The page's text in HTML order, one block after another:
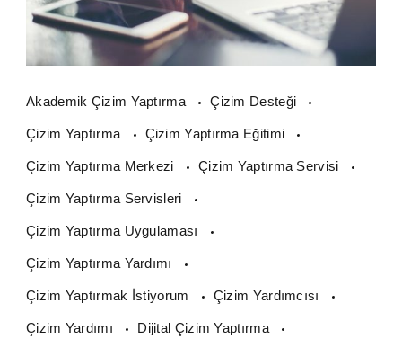
Akademik Çizim Yaptırma Çizim Desteği
Çizim Yaptırma Çizim Yaptırma Eğitimi
Çizim Yaptırma Merkezi Çizim Yaptırma Servisi
Çizim Yaptırma Servisleri
Çizim Yaptırma Uygulaması
Çizim Yaptırma Yardımı
Çizim Yaptırmak İstiyorum Çizim Yardımcısı
Çizim Yardımı Dijital Çizim Yaptırma